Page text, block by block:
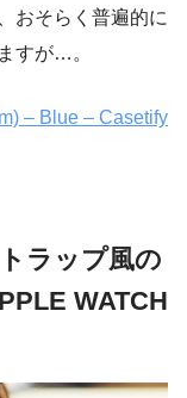
おそらく普遍的に
すが…。
– Blue – Casetify
ラップ風の
WATCH